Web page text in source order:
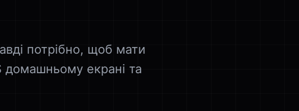
потрібно, щоб мати
домашньому екрані та